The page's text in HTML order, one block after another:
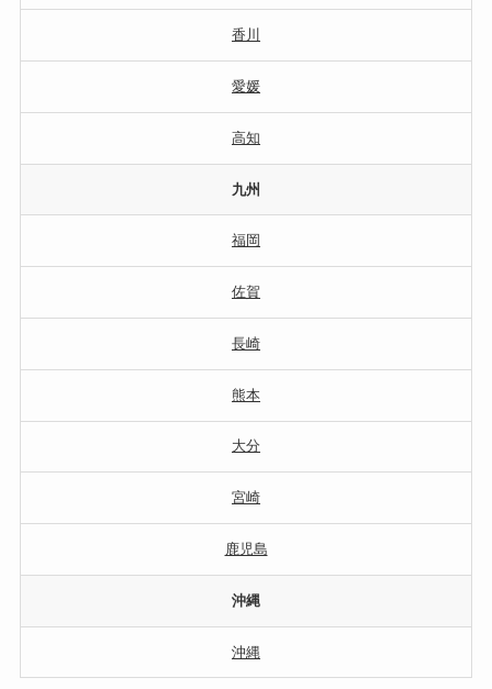
香川
愛媛
高知
九州
福岡
佐賀
長崎
熊本
大分
宮崎
鹿児島
沖縄
沖縄